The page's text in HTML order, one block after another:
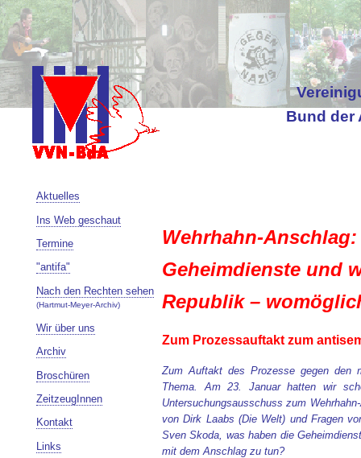
Bund der
Aktuelles
Ins Web geschaut
Termine
"antifa"
Nach den Rechten sehen
(Hartmut-Meyer-Archiv)
Wir über uns
Archiv
Broschüren
ZeitzeugInnen
Kontakt
Links
Wehrhahn-
Geheimdienste und
Republik –
Zum Prozessauftakt zum
Zum Auftakt des Prozesse gegen den
Thema. Am 23. Januar hatten wir
Untersuchungsausschuss zum
von Dirk Laabs (Die Welt) und Fragen
Sven Skoda, was haben die
mit dem Anschlag zu tun?